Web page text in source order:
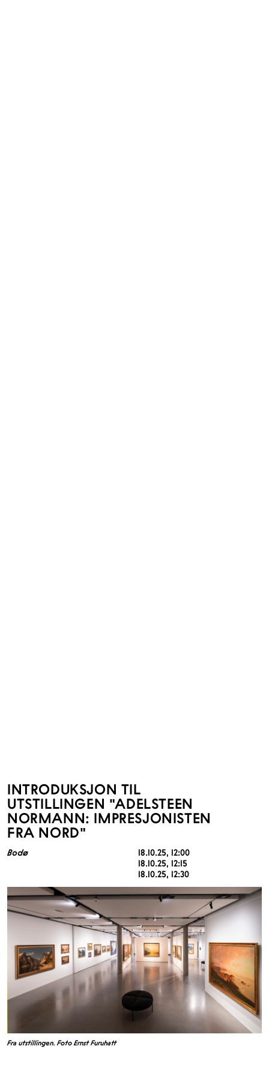
INTRODUKSJON TIL
UTSTILLINGEN "ADELSTEEN
NORMANN: IMPRESJONISTEN
FRA NORD"
Bodø 18.10.25, 12:00
18.10.25, 12:15
18.10.25, 12:30
Fra utstillingen. Foto Ernst Furuhatt